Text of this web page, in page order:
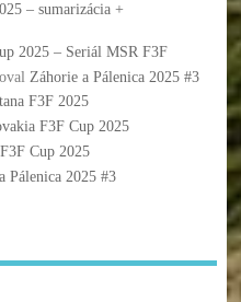
– sumarizácia +
2025 – Seriál MSR F3F
Záhorie a Pálenica 2025 #3
F3F 2025
F3F Cup 2025
Cup 2025
Pálenica 2025 #3